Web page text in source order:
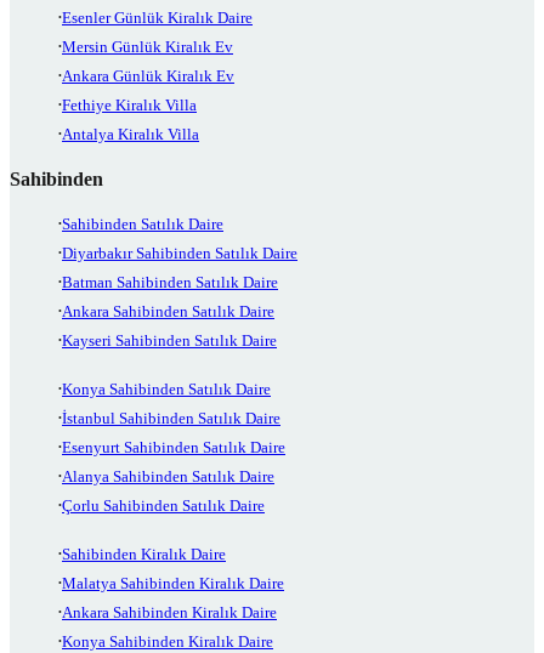
Esenler Günlük Kiralık Daire
Mersin Günlük Kiralık Ev
Ankara Günlük Kiralık Ev
Fethiye Kiralık Villa
Antalya Kiralık Villa
Sahibinden
Sahibinden Satılık Daire
Diyarbakır Sahibinden Satılık Daire
Batman Sahibinden Satılık Daire
Ankara Sahibinden Satılık Daire
Kayseri Sahibinden Satılık Daire
Konya Sahibinden Satılık Daire
İstanbul Sahibinden Satılık Daire
Esenyurt Sahibinden Satılık Daire
Alanya Sahibinden Satılık Daire
Çorlu Sahibinden Satılık Daire
Sahibinden Kiralık Daire
Malatya Sahibinden Kiralık Daire
Ankara Sahibinden Kiralık Daire
Konya Sahibinden Kiralık Daire